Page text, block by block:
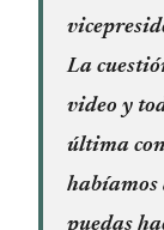
La
video y
última
habíamos
puedas